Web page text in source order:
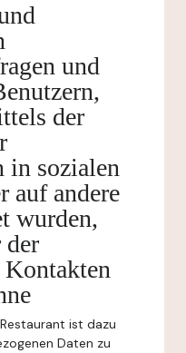
und
der
in sozialen
auf andere
wurden,
der
ist dazu
Daten zu